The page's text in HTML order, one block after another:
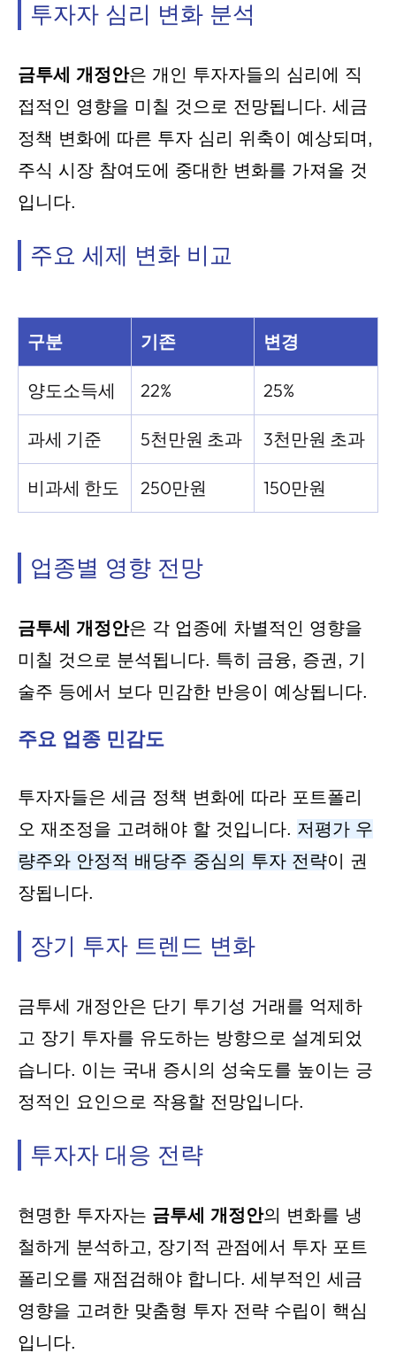
투자자 심리 변화 분석
금투세 개정안은 개인 투자자들의 심리에 직
접적인 영향을 미칠 것으로 전망됩니다. 세금
정책 변화에 따른 투자 심리 위축이 예상되며,
주식 시장 참여도에 중대한 변화를 가져올 것
입니다.
주요 세제 변화 비교
구분 기존 변경
양도소득세 22% 25%
과세 기준 5천만원 초과 3천만원 초과
비과세 한도 250만원 150만원
업종별 영향 전망
금투세 개정안은 각 업종에 차별적인 영향을
미칠 것으로 분석됩니다. 특히 금융, 증권, 기
술주 등에서 보다 민감한 반응이 예상됩니다.
주요 업종 민감도
투자자들은 세금 정책 변화에 따라 포트폴리
오 재조정을 고려해야 할 것입니다. 저평가 우
량주와 안정적 배당주 중심의 투자 전략이 권
장됩니다.
장기 투자 트렌드 변화
금투세 개정안은 단기 투기성 거래를 억제하
고 장기 투자를 유도하는 방향으로 설계되었
습니다. 이는 국내 증시의 성숙도를 높이는 긍
정적인 요인으로 작용할 전망입니다.
투자자 대응 전략
현명한 투자자는 금투세 개정안의 변화를 냉
철하게 분석하고, 장기적 관점에서 투자 포트
폴리오를 재점검해야 합니다. 세부적인 세금
영향을 고려한 맞춤형 투자 전략 수립이 핵심
입니다.